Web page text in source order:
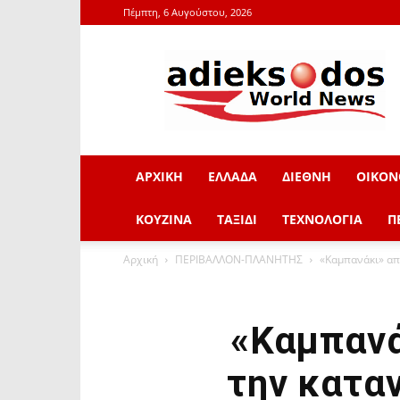
Πέμπτη, 6 Αυγούστου, 2026
adieksodos.gr
ΑΡΧΙΚΗ ΕΛΛΑΔΑ ΔΙΕΘΝΗ
ΚΟΥΖΙΝΑ ΤΑΞΙΔΙ ΤΕΧΝΟΛΟΓΙΑ
Αρχική ΠΕΡΙΒΑΛΛΟΝ-ΠΛΑΝΗΤΗΣ «Καμπανάκι»
την